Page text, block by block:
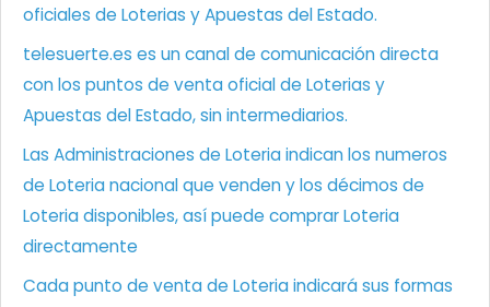
oficiales de Loterias y Apuestas del Estado.
telesuerte.es es un canal de comunicación directa
con los puntos de venta oficial de Loterias y
Apuestas del Estado, sin intermediarios.
Las Administraciones de Loteria indican los numeros
de Loteria nacional que venden y los décimos de
Loteria disponibles, así puede comprar Loteria
directamente
Cada punto de venta de Loteria indicará sus formas